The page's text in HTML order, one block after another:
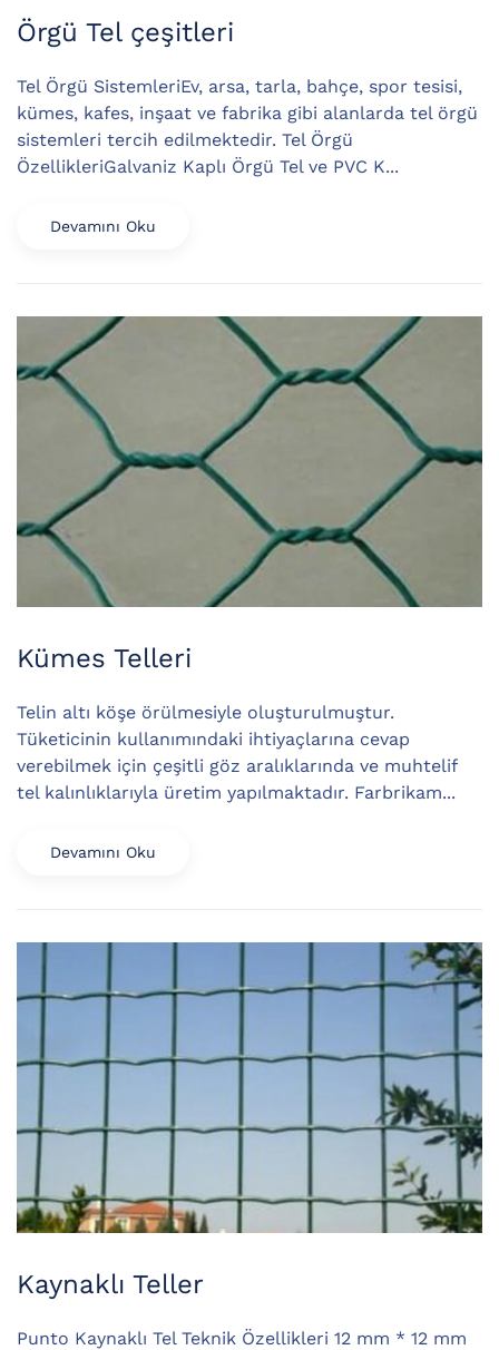
Örgü Tel çeşitleri
Tel Örgü SistemleriEv, arsa, tarla, bahçe, spor tesisi,
kümes, kafes, inşaat ve fabrika gibi alanlarda tel örgü
sistemleri tercih edilmektedir. Tel Örgü
ÖzellikleriGalvaniz Kaplı Örgü Tel ve PVC K...
Devamını Oku
Kümes Telleri
Telin altı köşe örülmesiyle oluşturulmuştur.
Tüketicinin kullanımındaki ihtiyaçlarına cevap
verebilmek için çeşitli göz aralıklarında ve muhtelif
tel kalınlıklarıyla üretim yapılmaktadır. Farbrikam...
Devamını Oku
Kaynaklı Teller
Punto Kaynaklı Tel Teknik Özellikleri 12 mm * 12 mm